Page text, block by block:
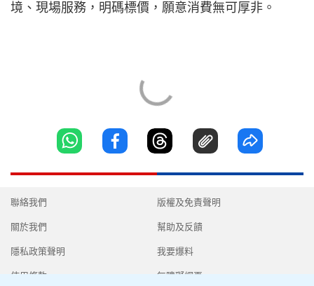
境、現場服務，明碼標價，願意消費無可厚非。
聯絡我們
關於我們
隱私政策聲明
使用條款
版權及免責聲明
幫助及反饋
我要爆料
無障礙網頁